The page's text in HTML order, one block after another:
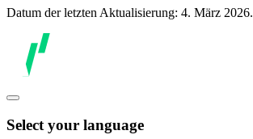
Datum der letzten Aktualisierung: 4. März 2026.
Select your language